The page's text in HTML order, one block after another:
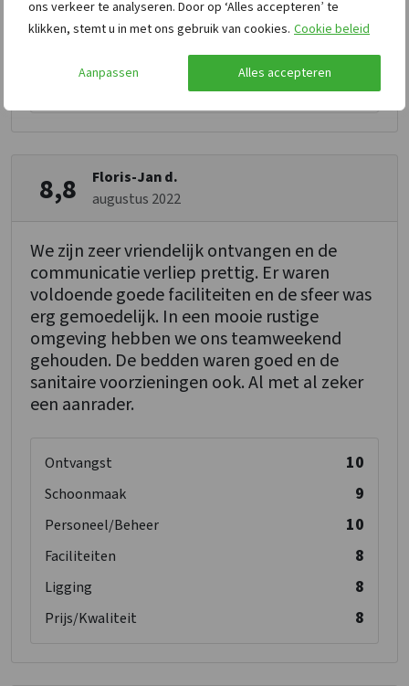
ons verkeer te analyseren. Door op ‘Alles accepteren’ te
klikken, stemt u in met ons gebruik van cookies. Cookie beleid
Aanpassen Alles accepteren
Faciliteiten 9
8
9
8,8
Floris-Jan d.
augustus 2022
We zijn zeer vriendelijk ontvangen en de
communicatie verliep prettig. Er waren
voldoende goede faciliteiten en de sfeer was
erg gemoedelijk. In een mooie rustige
omgeving hebben we ons teamweekend
gehouden. De bedden waren goed en de
sanitaire voorzieningen ook. Al met al zeker
een aanrader.
Ontvangst 10
Schoonmaak 9
Personeel/Beheer 10
Faciliteiten 8
Ligging 8
Prijs/Kwaliteit 8